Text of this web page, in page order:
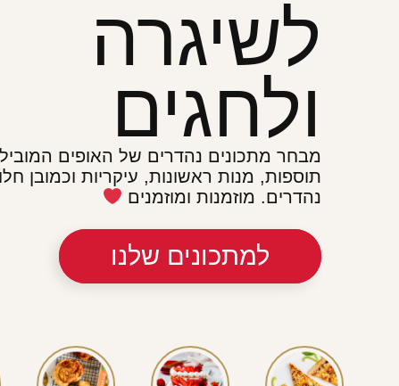
כבר 80 שנה ששמרית מובילה את עולם
בישראל.
וכמו שהחברה הישראלית מגוונת ובעלת
כך גם המתכונים, הטיפים והמוצרים שלנו,
במיוחד: למקצוענים, להורים העסוקים,
לאופים עם ילדים ועוד.
למתכונים שלנו